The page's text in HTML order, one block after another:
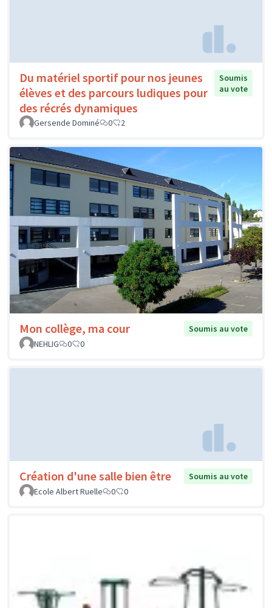
Du matériel sportif pour nos jeunes
élèves et des parcours ludiques pour
des récrés dynamiques
Soumis
au vote
Gersende Dominé 0 2
Mon collège, ma cour
Soumis au vote
NEHLIG
0 0
Création d'une salle bien être
Soumis au vote
Ecole Albert Ruelle
0 0